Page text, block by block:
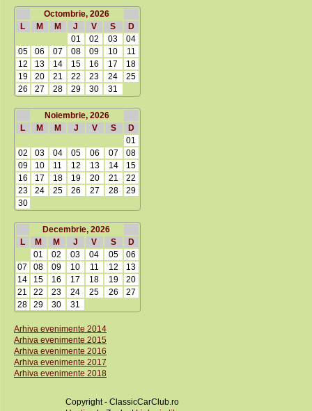
Octombrie, 2026
L
M M J V S
D
01
02 03
04
05
06 07 08 09 10
11
12
13 14 15 16 17
18
19
20 21 22 23 24
25
26
27 28 29 30 31
Noiembrie, 2026
L
M M J V S
D
01
02
03 04 05 06 07
08
09
10 11 12 13 14
15
16
17 18 19 20 21
22
23
24 25 26 27 28
29
30
Decembrie, 2026
L
M M J V S
D
01
02 03 04 05
06
07
08 09 10 11 12
13
14
15 16 17 18 19
20
21
22 23 24 25 26
27
28
29 30 31
Arhiva evenimente 2014
Arhiva evenimente 2015
Arhiva evenimente 2016
Arhiva evenimente 2017
Arhiva evenimente 2018
Copyright - ClassicCarClub.ro